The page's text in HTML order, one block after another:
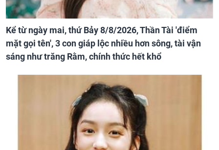
Kể từ ngày mai, thứ Bảy 8/8/2026, Thần Tài 'điểm
mặt gọi tên', 3 con giáp lộc nhiều hơn sông, tài vận
sáng như trăng Rằm, chính thức hết khổ